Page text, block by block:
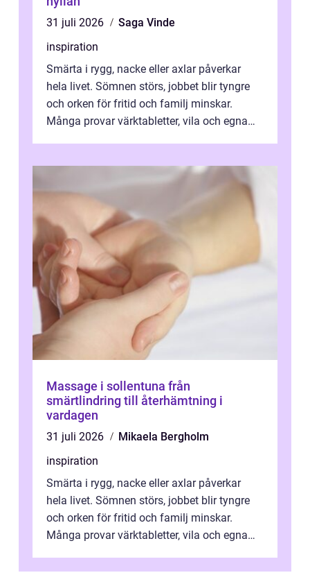
31 juli 2026
Saga Vinde
inspiration
Smärta i rygg, nacke eller axlar påverkar
hela livet. Sömnen störs, jobbet blir tyngre
och orken för fritid och familj minskar.
Många provar värktabletter, vila och egna
Massage i sollentuna från
smärtlindring till återhämtning i
vardagen
31 juli 2026
Mikaela Bergholm
inspiration
Smärta i rygg, nacke eller axlar påverkar
hela livet. Sömnen störs, jobbet blir tyngre
och orken för fritid och familj minskar.
Många provar värktabletter, vila och egna